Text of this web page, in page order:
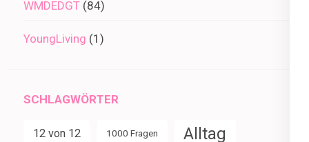
WMDEDGT (84)
YoungLiving (1)
SCHLAGWÖRTER
12 von 12 1000 Fragen Alltag